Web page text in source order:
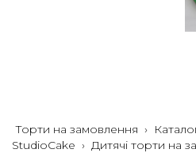
Торти на замовлення ›
StudioCake › Дитячі торти на